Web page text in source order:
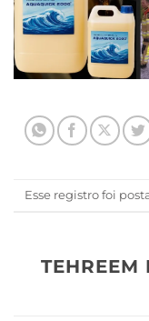
Esse registro foi
TEHREEM